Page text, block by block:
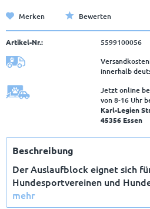
Merken Bewerten
Artikel-Nr.:
5599100056
innerhalb
Jetzt online
von 8‑16 Uhr
Karl-Legien
45356 Essen
Beschreibung
Der Auslaufblock eignet sich
Hundesportvereinen und
mehr